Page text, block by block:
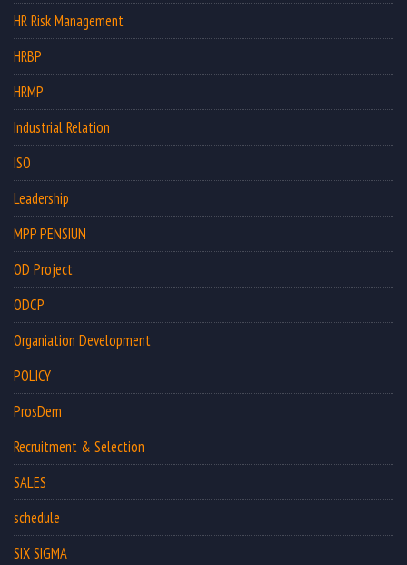
HR Risk Management
HRBP
HRMP
Industrial Relation
ISO
Leadership
MPP PENSIUN
OD Project
ODCP
Organiation Development
POLICY
ProsDem
Recruitment & Selection
SALES
schedule
SIX SIGMA